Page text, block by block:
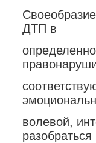
ДТП в
волевой,
разобраться